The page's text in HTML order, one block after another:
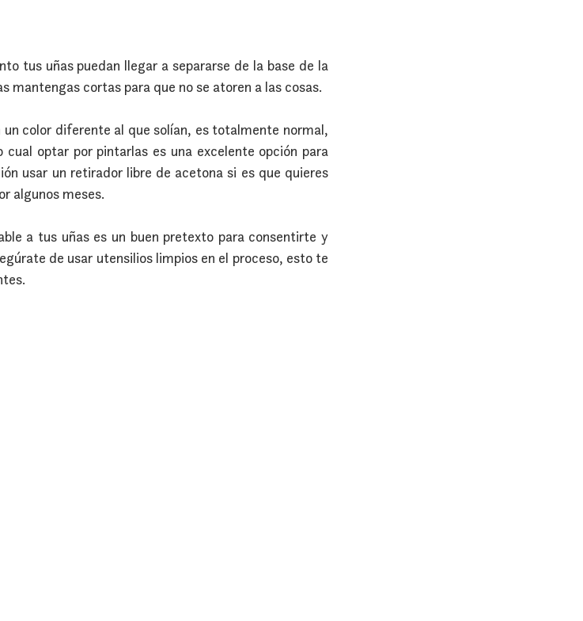
tus uñas puedan llegar a separarse de la base de la
mantengas cortas para que no se atoren a las cosas.
color diferente al que solían, es totalmente normal,
optar por pintarlas es una excelente opción para
usar un retirador libre de acetona si es que quieres
algunos meses.
a tus uñas es un buen pretexto para consentirte y
de usar utensilios limpios en el proceso, esto te